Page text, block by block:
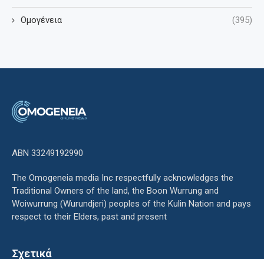
Ομογένεια (395)
ΑΒΝ 33249192990
The Omogeneia media Inc respectfully acknowledges the
Traditional Owners of the land, the Boon Wurrung and
Woiwurrung (Wurundjeri) peoples of the Kulin Nation and pays
respect to their Elders, past and present
Σχετικά